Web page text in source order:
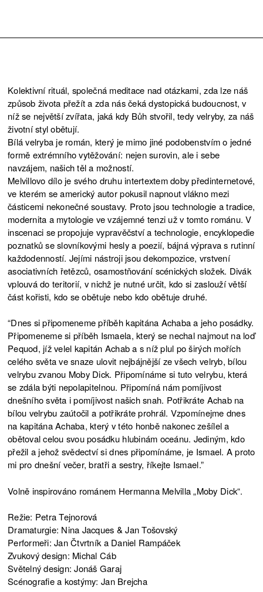
Kolektivní rituál, společná meditace nad otázkami, zda lze náš
způsob života přežít a zda nás čeká dystopická budoucnost, v
níž se největší zvířata, jaká kdy Bůh stvořil, tedy velryby, za náš
životní styl obětují.
Bílá velryba je román, který je mimo jiné podobenstvím o jedné
formě extrémního vytěžování: nejen surovin, ale i sebe
navzájem, našich těl a možností.
Melvillovo dílo je svého druhu intertextem doby předinternetové,
ve kterém se americký autor pokusil napnout vlákno mezi
částicemi nekonečné soustavy. Proto jsou technologie a tradice,
modernita a mytologie ve vzájemné tenzi už v tomto románu. V
inscenaci se propojuje vypravěčství a technologie, encyklopedie
poznatků se slovníkovými hesly a poezií, bájná výprava s rutinní
každodenností. Jejími nástroji jsou dekompozice, vrstvení
asociativních řetězců, osamostňování scénických složek. Divák
vplouvá do teritorií, v nichž je nutné určit, kdo si zaslouží větší
část kořisti, kdo se obětuje nebo kdo obětuje druhé.
“Dnes si připomeneme příběh kapitána Achaba a jeho posádky.
Připomeneme si příběh Ismaela, který se nechal najmout na loď
Pequod, jíž velel kapitán Achab a s níž plul po širých mořích
celého světa ve snaze ulovit nejbájnější ze všech velryb, bílou
velrybu zvanou Moby Dick. Připomínáme si tuto velrybu, která
se zdála býti nepolapitelnou. Připomíná nám pomíjivost
dnešního světa i pomíjivost našich snah. Potřikráte Achab na
bílou velrybu zaútočil a potřikráte prohrál. Vzpomínejme dnes
na kapitána Achaba, který v této honbě nakonec zešílel a
obětoval celou svou posádku hlubinám oceánu. Jediným, kdo
přežil a jehož svědectví si dnes připomínáme, je Ismael. A proto
mi pro dnešní večer, bratři a sestry, říkejte Ismael.”
Volně inspirováno románem Hermanna Melvilla „Moby Dick“.
Režie: Petra Tejnorová
Dramaturgie: Nina Jacques & Jan Tošovský
Performeři: Jan Čtvrtník a Daniel Rampáček
Zvukový design: Michal Cáb
Světelný design: Jonáš Garaj
Scénografie a kostýmy: Jan Brejcha